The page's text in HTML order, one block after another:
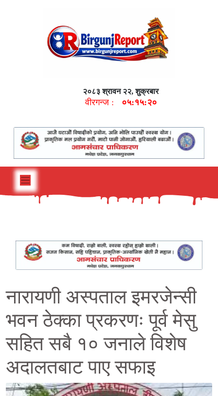
२०८३ श्रावन २२, शुक्रबार
वीरगन्ज : ०५:१५:२१
नारायणी अस्पताल इमरजेन्सी
भवन ठेक्का प्रकरणः पूर्व मेसु
सहित सबै १० जनाले विशेष
अदालतबाट पाए सफाइ